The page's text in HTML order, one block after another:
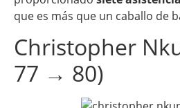
que es más que un caballo de
Christopher
77 → 80)